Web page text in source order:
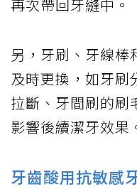
再次帶回牙縫中。
另，牙刷、牙線棒
及時更換，如牙刷
拉斷、牙間刷的刷
影響後續潔牙效果
牙齒酸用抗敏感